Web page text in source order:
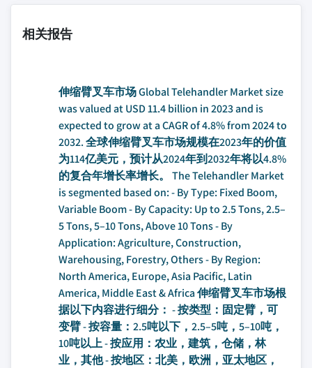
相关报告
伸缩臂叉车市场 Global Telehandler Market size
was valued at USD 11.4 billion in 2023 and is
expected to grow at a CAGR of 4.8% from 2024 to
2032. 全球伸缩臂叉车市场规模在2023年的价值
为114亿美元，预计从2024年到2032年将以4.8%
的复合年增长率增长。 The Telehandler Market
is segmented based on: - By Type: Fixed Boom,
Variable Boom - By Capacity: Up to 2.5 Tons, 2.5–
5 Tons, 5–10 Tons, Above 10 Tons - By
Application: Agriculture, Construction,
Warehousing, Forestry, Others - By Region:
North America, Europe, Asia Pacific, Latin
America, Middle East & Africa 伸缩臂叉车市场根
据以下内容进行细分： - 按类型：固定臂，可
变臂 - 按容量：2.5吨以下，2.5–5吨，5–10吨，
10吨以上 - 按应用：农业，建筑，仓储，林
业，其他 - 按地区：北美，欧洲，亚太地区，